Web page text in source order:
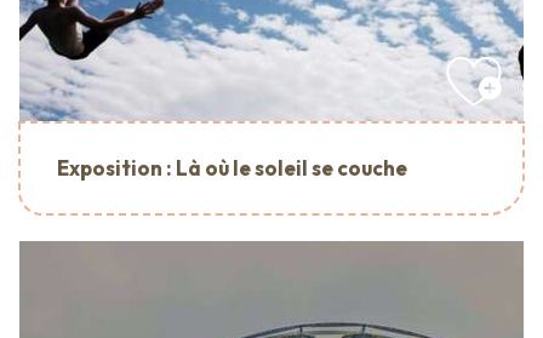
Exposition : Là où le soleil se couche